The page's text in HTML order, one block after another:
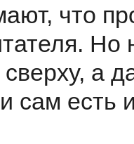
что
Но
а
сам есть